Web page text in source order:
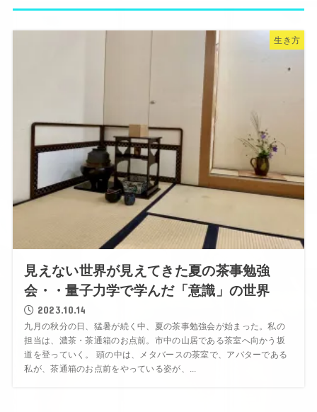
生き方
見えない世界が見えてきた夏の茶事勉強
会・・量子力学で学んだ「意識」の世界
2023.10.14
九月の秋分の日、猛暑が続く中、夏の茶事勉強会が始まった。私の
担当は、濃茶・茶通箱のお点前。市中の山居である茶室へ向かう坂
道を登っていく。 頭の中は、メタバースの茶室で、アバターである
私が、茶通箱のお点前をやっている姿が、...